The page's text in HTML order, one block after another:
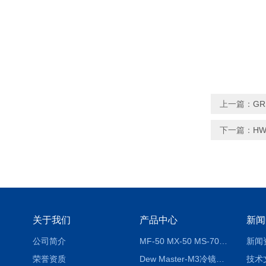
上一篇：
下一篇：
关于我们
公司简介
荣誉资质
产品中心
MF-50 MX-50 MS-70卤素水分测定仪 红外线水分仪
Dew Master-M3冷镜式露点仪
新
新闻
技术